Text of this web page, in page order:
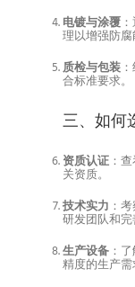
电镀与涂覆
理以增强防腐
质检与包装
合标准要求。
三、如何
资质认证 ：
关资质。
技术实力 ：
研发团队和完
生产设备 ：
精度的生产需